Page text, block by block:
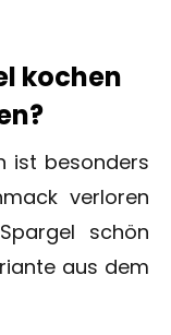
kochen
ist besonders
verloren
schön
aus dem